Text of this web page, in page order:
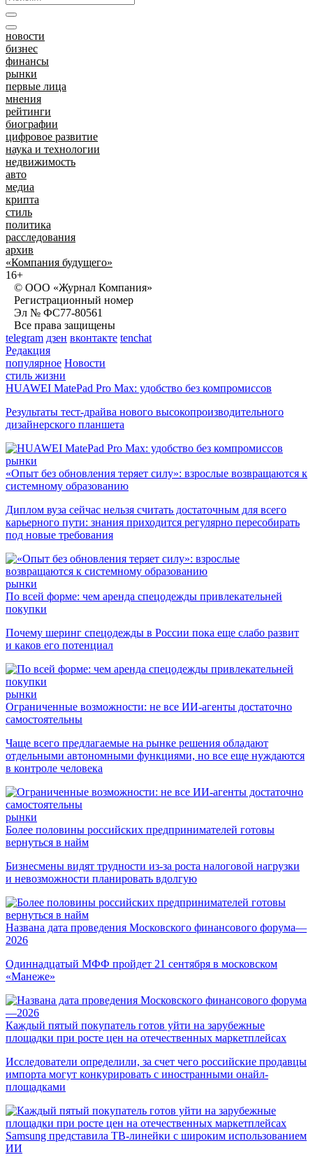
новости
бизнес
финансы
рынки
первые лица
мнения
рейтинги
биографии
цифровое развитие
наука и технологии
недвижимость
авто
медиа
крипта
стиль
политика
расследования
архив
«Компания будущего»
16+
© ООО «Журнал Компания»
Регистрационный номер
Эл № ФС77-80561
Все права защищены
telegram дзен вконтакте tenchat
Редакция
популярное Новости
стиль жизни
HUAWEI MatePad Pro Max: удобство без компромиссов
Результаты тест-драйва нового высокопроизводительного
дизайнерского планшета
рынки
«Опыт без обновления теряет силу»: взрослые возвращаются к
системному образованию
Диплом вуза сейчас нельзя считать достаточным для всего
карьерного пути: знания приходится регулярно пересобирать
под новые требования
рынки
По всей форме: чем аренда спецодежды привлекательней
покупки
Почему шеринг спецодежды в России пока еще слабо развит
и каков его потенциал
рынки
Ограниченные возможности: не все ИИ-агенты достаточно
самостоятельны
Чаще всего предлагаемые на рынке решения обладают
отдельными автономными функциями, но все еще нуждаются
в контроле человека
рынки
Более половины российских предпринимателей готовы
вернуться в найм
Бизнесмены видят трудности из-за роста налоговой нагрузки
и невозможности планировать вдолгую
Названа дата проведения Московского финансового форума—
2026
Одиннадцатый МФФ пройдет 21 сентября в московском
«Манеже»
Каждый пятый покупатель готов уйти на зарубежные
площадки при росте цен на отечественных маркетплейсах
Исследователи определили, за счет чего российские продавцы
импорта могут конкурировать с иностранными онайл-
площадками
Samsung представила ТВ-линейки с широким использованием
ИИ